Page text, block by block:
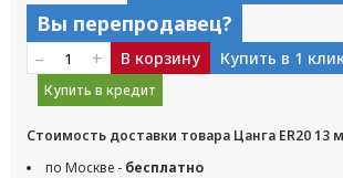
Вы перепродавец?
– + В корзину Купить в 1
Купить в кредит
Стоимость доставки товара Цанга ER20 13
по Москве - бесплатно